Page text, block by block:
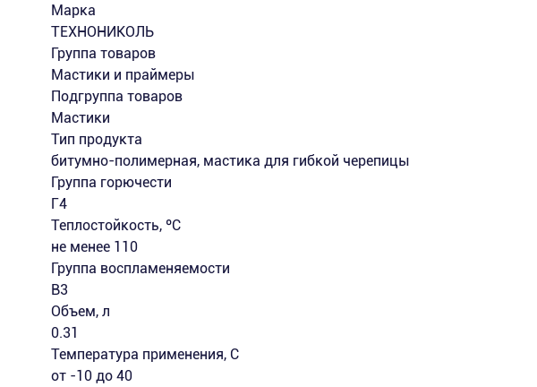
Марка
ТЕХНОНИКОЛЬ
Группа товаров
Мастики и праймеры
Подгруппа товаров
Мастики
Тип продукта
битумно-полимерная, мастика для гибкой черепицы
Группа горючести
Г4
Теплостойкость, ºC
не менее 110
Группа воспламеняемости
B3
Объем, л
0.31
Температура применения, С
от -10 до 40